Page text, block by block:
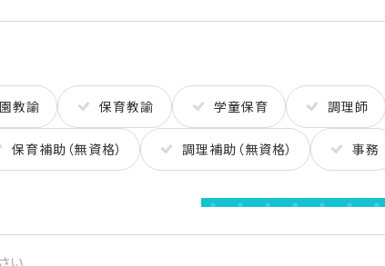
教諭 保育教諭 学童保育 調理師
保育補助（無資格） 調理補助（無資格） 事務